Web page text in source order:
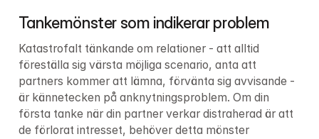
Tankemönster som indikerar problem
Katastrofalt tänkande om relationer - att alltid
föreställa sig värsta möjliga scenario, anta att
partners kommer att lämna, förvänta sig avvisande -
är kännetecken på anknytningsproblem. Om din
första tanke när din partner verkar distraherad är att
de förlorat intresset, behöver detta mönster